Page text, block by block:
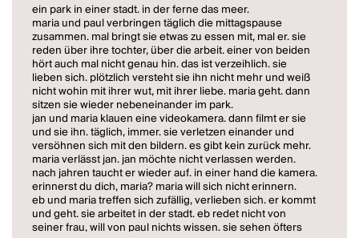
ein park in einer stadt. in der ferne das meer.
maria und paul verbringen täglich die mittagspause
zusammen. mal bringt sie etwas zu essen mit, mal er. sie
reden über ihre tochter, über die arbeit. einer von beiden
hört auch mal nicht genau hin. das ist verzeihlich. sie
lieben sich. plötzlich versteht sie ihn nicht mehr und weiß
nicht wohin mit ihrer wut, mit ihrer liebe. maria geht. dann
sitzen sie wieder nebeneinander im park.
jan und maria klauen eine videokamera. dann filmt er sie
und sie ihn. täglich, immer. sie verletzen einander und
versöhnen sich mit den bildern. es gibt kein zurück mehr.
maria verlässt jan. jan möchte nicht verlassen werden.
nach jahren taucht er wieder auf. in einer hand die kamera.
erinnerst du dich, maria? maria will sich nicht erinnern.
eb und maria treffen sich zufällig, verlieben sich. er kommt
und geht. sie arbeitet in der stadt. eb redet nicht von
seiner frau, will von paul nichts wissen. sie sehen öfters